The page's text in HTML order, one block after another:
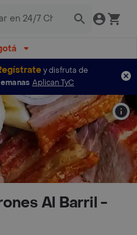
y disfruta de
Aplican TyC
Al Barril -